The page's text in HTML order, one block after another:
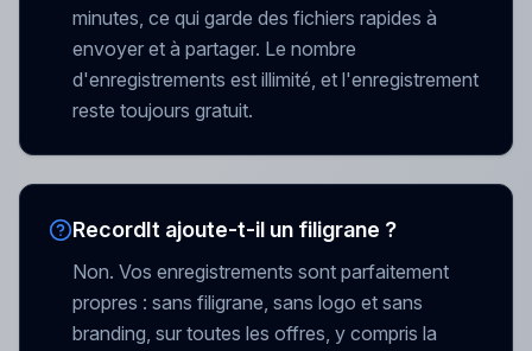
minutes, ce qui garde des fichiers rapides à
envoyer et à partager. Le nombre
d'enregistrements est illimité, et l'enregistrement
reste toujours gratuit.
RecordIt ajoute-t-il un filigrane ?
Non. Vos enregistrements sont parfaitement
propres : sans filigrane, sans logo et sans
branding, sur toutes les offres, y compris la